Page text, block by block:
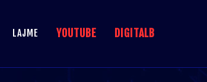
LAJME YOUTUBE DIGITALB